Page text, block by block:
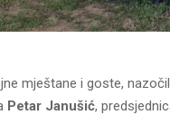
mještane i goste,
Petar Janušić,